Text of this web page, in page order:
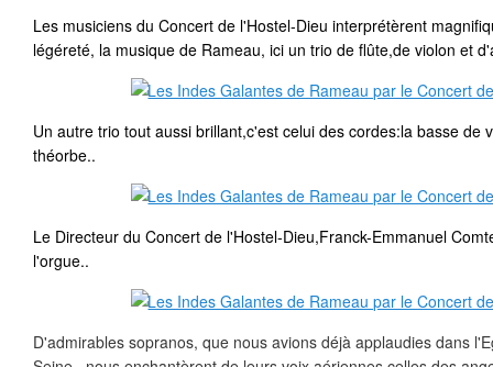
Les musiciens du Concert de l'Hostel-Dieu interprétèrent
légéreté, la musique de Rameau, ici un trio de flûte,de violon et
Un autre trio tout aussi brillant,c'est celui des cordes:la basse de
théorbe..
Le Directeur du Concert de l'Hostel-Dieu,Franck-Emmanuel
l'orgue..
D'admirables sopranos, que nous avions déjà applaudies dans